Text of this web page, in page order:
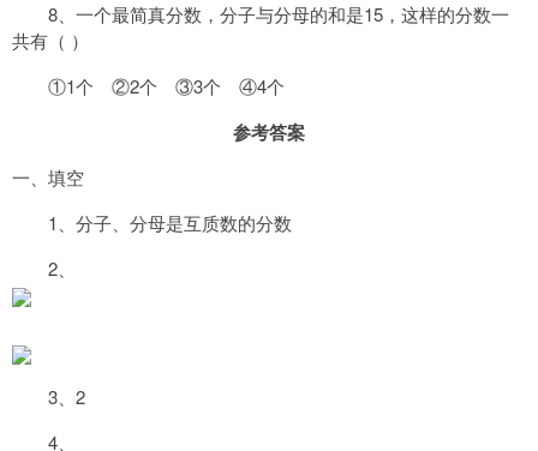
8、一个最简真分数，分子与分母的和是15，这样的分数一
共有（ ）
①1个 ②2个 ③3个 ④4个
参考答案
一、填空
1、分子、分母是互质数的分数
2、
3、2
4、